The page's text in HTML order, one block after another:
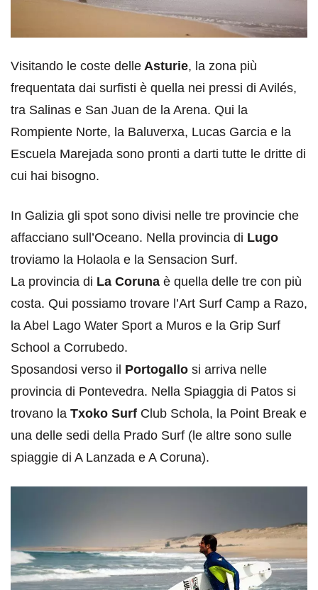
Visitando le coste delle Asturie, la zona più
frequentata dai surfisti è quella nei pressi di Avilés,
tra Salinas e San Juan de la Arena. Qui la
Rompiente Norte, la Baluverxa, Lucas Garcia e la
Escuela Marejada sono pronti a darti tutte le dritte di
cui hai bisogno.
In Galizia gli spot sono divisi nelle tre provincie che
affacciano sull’Oceano. Nella provincia di Lugo
troviamo la Holaola e la Sensacion Surf.
La provincia di La Coruna è quella delle tre con più
costa. Qui possiamo trovare l’Art Surf Camp a Razo,
la Abel Lago Water Sport a Muros e la Grip Surf
School a Corrubedo.
Sposandosi verso il Portogallo si arriva nelle
provincia di Pontevedra. Nella Spiaggia di Patos si
trovano la Txoko Surf Club Schola, la Point Break e
una delle sedi della Prado Surf (le altre sono sulle
spiaggie di A Lanzada e A Coruna).